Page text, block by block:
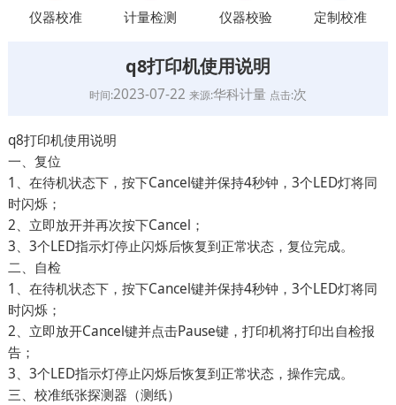
仪器校准 计量检测 仪器校验 定制校准
q8打印机使用说明
时间:2023-07-22 来源:华科计量 点击:次
q8打印机使用说明
一、复位
1、在待机状态下，按下Cancel键并保持4秒钟，3个LED灯将同
时闪烁；
2、立即放开并再次按下Cancel；
3、3个LED指示灯停止闪烁后恢复到正常状态，复位完成。
二、自检
1、在待机状态下，按下Cancel键并保持4秒钟，3个LED灯将同
时闪烁；
2、立即放开Cancel键并点击Pause键，打印机将打印出自检报
告；
3、3个LED指示灯停止闪烁后恢复到正常状态，操作完成。
三、校准纸张探测器（测纸）